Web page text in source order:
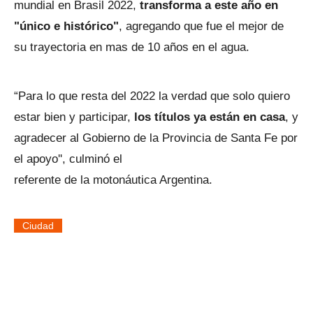
mundial en Brasil 2022, transforma a este año en
"único e histórico", agregando que fue el mejor de
su trayectoria en mas de 10 años en el agua.
“Para lo que resta del 2022 la verdad que solo quiero
estar bien y participar, los títulos ya están en casa, y
agradecer al Gobierno de la Provincia de Santa Fe por
el apoyo'', culminó el
referente de la motonáutica Argentina.
Ciudad